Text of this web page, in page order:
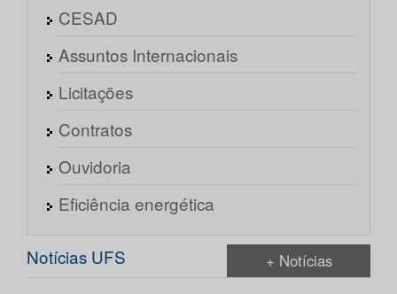
CESAD
Assuntos Internacionais
Licitações
Contratos
Ouvidoria
Eficiência energética
Notícias UFS + Notícias